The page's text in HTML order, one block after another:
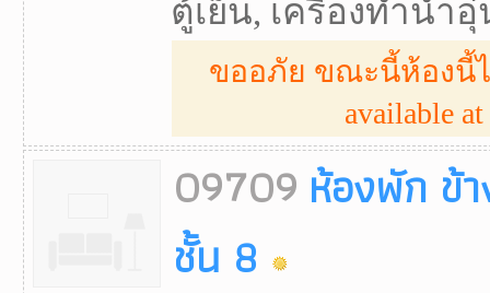
ตู้เย็น, เครื่องทำน้ำอุ่
ขออภัย ขณะนี้ห้องนี้ไ
available
09709 ห้องพัก ข้
ชั้น 8